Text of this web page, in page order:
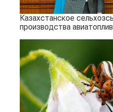
Казахстанское
производства